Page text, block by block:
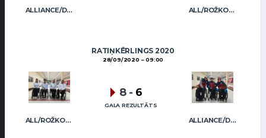
ALLIANCE/DIMBOVSKIS ALL/ROŽKOVA
RATIŅKĒRLINGS 2020
28/09/2020 09:00
ALL/ROŽKOVA ALLIANCE/DIMBOVSKIS
8 - 6
GALA REZULTĀTS